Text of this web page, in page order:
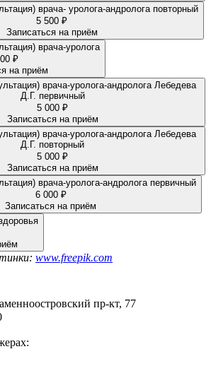
врача- уролога-андролога повторный
5 500 ₽
Записаться на приём
врача-уролога
₽
на приём
врача-уролога-андролога Лебедева
Д.Г. первичный
5 000 ₽
Записаться на приём
врача-уролога-андролога Лебедева
Д.Г. повторный
5 000 ₽
Записаться на приём
врача-уролога-андролога первичный
6 000 ₽
Записаться на приём
www.freepik.com
пр-кт, 77